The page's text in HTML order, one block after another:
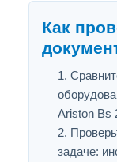
Как
Ariston Bs
задаче: